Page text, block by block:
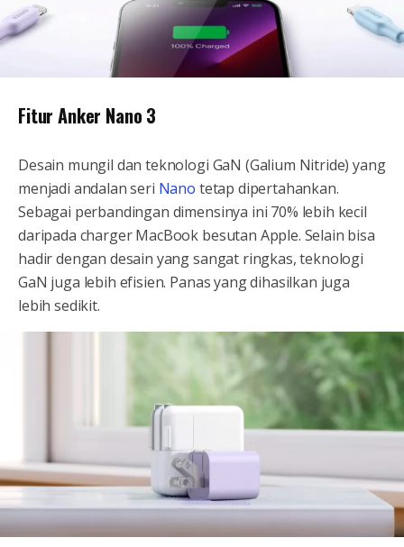
Fitur Anker Nano 3
Desain mungil dan teknologi GaN (Galium Nitride) yang
menjadi andalan seri Nano tetap dipertahankan.
Sebagai perbandingan dimensinya ini 70% lebih kecil
daripada charger MacBook besutan Apple. Selain bisa
hadir dengan desain yang sangat ringkas, teknologi
GaN juga lebih efisien. Panas yang dihasilkan juga
lebih sedikit.